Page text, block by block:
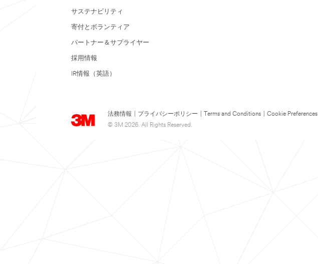
サステナビリティ
寄付とボランティア
パートナー＆サプライヤー
採用情報
IR情報（英語）
法務情報 プライバシーポリシー Terms and Conditions
Cookie Preferences
© 3M 2026. All Rights Reserved.